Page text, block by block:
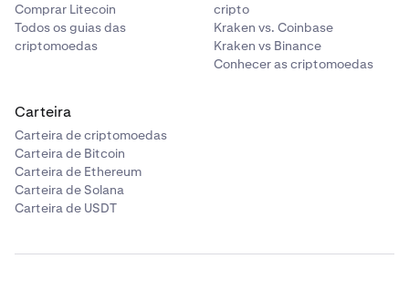
Comprar Litecoin
Todos os guias das
criptomoedas
cripto
Kraken vs. Coinbase
Kraken vs Binance
Conhecer as criptomoedas
Carteira
Carteira de criptomoedas
Carteira de Bitcoin
Carteira de Ethereum
Carteira de Solana
Carteira de USDT